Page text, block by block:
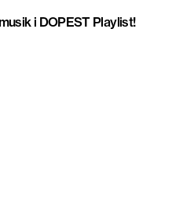
i DOPEST Playlist!